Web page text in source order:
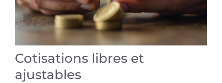
Cotisations libres et
ajustables